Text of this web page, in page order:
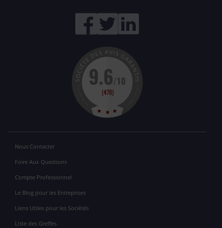
Nous Contacter
Foire Aux Questions
Compte Professionnel
Le Blog pour les Entreprises
Liens Utiles pour les Sociétés
Liste des Greffes